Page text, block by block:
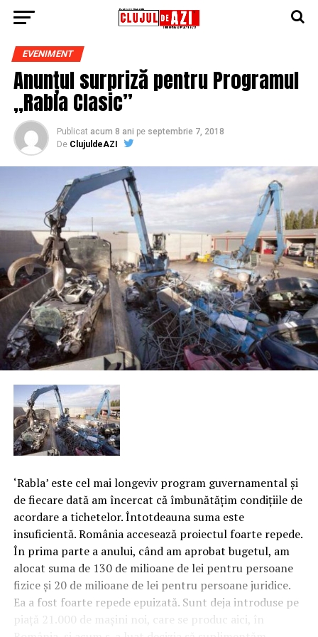
EVENIMENT
Anunțul surpriză pentru Programul
„Rabla Clasic”
Publicat acum 8 ani pe septembrie 7, 2018
De ClujuldeAZI
‘Rabla’ este cel mai longeviv program guvernamental şi
de fiecare dată am încercat că îmbunătăţim condiţiile de
acordare a tichetelor. Întotdeauna suma este
insuficientă. România accesează proiectul foarte repede.
În prima parte a anului, când am aprobat bugetul, am
alocat suma de 130 de milioane de lei pentru persoane
fizice şi 20 de milioane de lei pentru persoane juridice.
Ea a fost foarte repede epuizată. Sunt deja introduse pe
piaţă 21.000 de maşini noi, care se produc aici, în